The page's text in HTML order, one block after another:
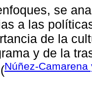
se
a las
de la
y de la
Núñez-Camarena